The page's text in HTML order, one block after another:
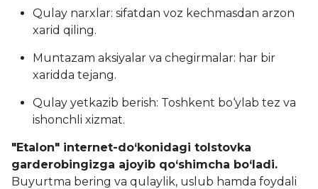
Qulay narxlar: sifatdan voz kechmasdan arzon
xarid qiling.
Muntazam aksiyalar va chegirmalar: har bir
xaridda tejang.
Qulay yetkazib berish: Toshkent bo‘ylab tez va
ishonchli xizmat.
"Etalon" internet-do‘konidagi tolstovka
garderobingizga ajoyib qo‘shimcha bo‘ladi.
Buyurtma bering va qulaylik, uslub hamda foydali